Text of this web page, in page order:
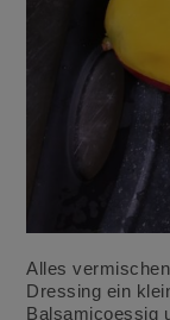
Alles
Dressing ein
Balsamicoessig